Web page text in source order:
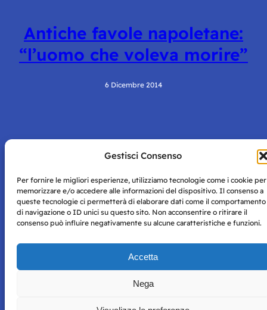
Gestisci Consenso
Per fornire le migliori esperienze, utilizziamo tecnologie come i cookie per
memorizzare e/o accedere alle informazioni del dispositivo. Il consenso a
queste tecnologie ci permetterà di elaborare dati come il comportamento
di navigazione o ID unici su questo sito. Non acconsentire o ritirare il
consenso può influire negativamente su alcune caratteristiche e funzioni.
Accetta
Nega
Antiche favole napoletane:
“l’uomo che voleva morire”
6 Dicembre 2014
Storie di Napoli è una testata registrata presso il tribunale di
Napoli con autorizzazione numero 38 del 25/9/2019.
Tutte le immagini e i contenuti su questo sito sono forniti
per mero scopo didattico e informativo.
Tutti i diritti riservati, ogni tentativo di copia sarà
perseguito secondo i termini di legge. Si nega l’utilizzo delle
Policy